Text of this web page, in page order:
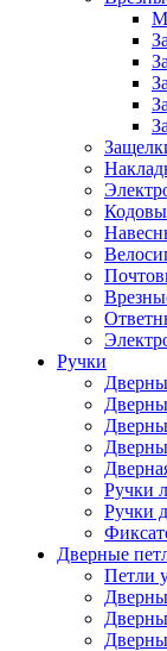
Ручки
Ручки
Ручки
Дверные
Петли